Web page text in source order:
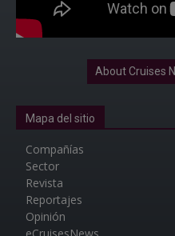
About Cruises
Mapa del sitio
Compañías
Sector
Revista
Reportajes
Opinión